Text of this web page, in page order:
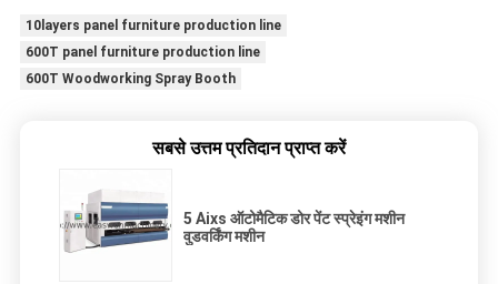
10layers panel furniture production line
600T panel furniture production line
600T Woodworking Spray Booth
सबसे उत्तम प्रतिदान प्राप्त करें
5 Aixs ऑटोमैटिक डोर पेंट स्प्रेइंग मशीन
वुडवर्किंग मशीन